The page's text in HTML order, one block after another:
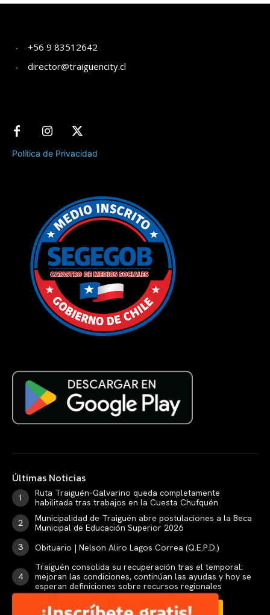
+56 9 83512642
director@traiguencity.cl
Política de Privacidad
Últimas Noticias
Ruta Traiguén–Galvarino queda completamente
habilitada tras trabajos en la Cuesta Chufquén
Municipalidad de Traiguén abre postulaciones a la Beca
Municipal de Educación Superior 2026
Obituario | Nelson Aliro Lagos Correa (Q.E.P.D.)
Traiguén consolida su recuperación tras el temporal:
mejoran las condiciones, continúan las ayudas y hoy se
esperan definiciones sobre recursos regionales